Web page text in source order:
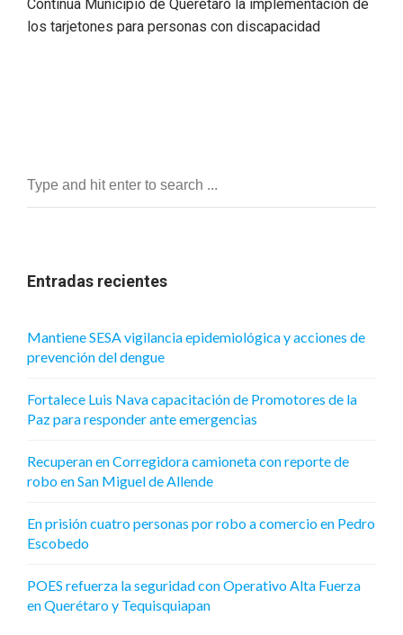
Continúa Municipio de Querétaro la implementación de
los tarjetones para personas con discapacidad
Entradas recientes
Mantiene SESA vigilancia epidemiológica y acciones de
prevención del dengue
Fortalece Luis Nava capacitación de Promotores de la
Paz para responder ante emergencias
Recuperan en Corregidora camioneta con reporte de
robo en San Miguel de Allende
En prisión cuatro personas por robo a comercio en Pedro
Escobedo
POES refuerza la seguridad con Operativo Alta Fuerza
en Querétaro y Tequisquiapan